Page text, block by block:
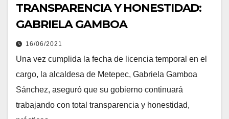
TRANSPARENCIA Y HONESTIDAD:
GABRIELA GAMBOA
16/06/2021
Una vez cumplida la fecha de licencia temporal en el
cargo, la alcaldesa de Metepec, Gabriela Gamboa
Sánchez, aseguró que su gobierno continuará
trabajando con total transparencia y honestidad,